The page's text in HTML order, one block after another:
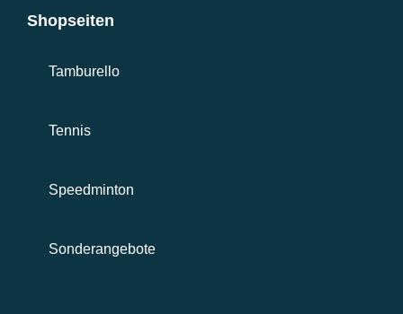
Shopseiten
Tamburello
Tennis
Speedminton
Sonderangebote